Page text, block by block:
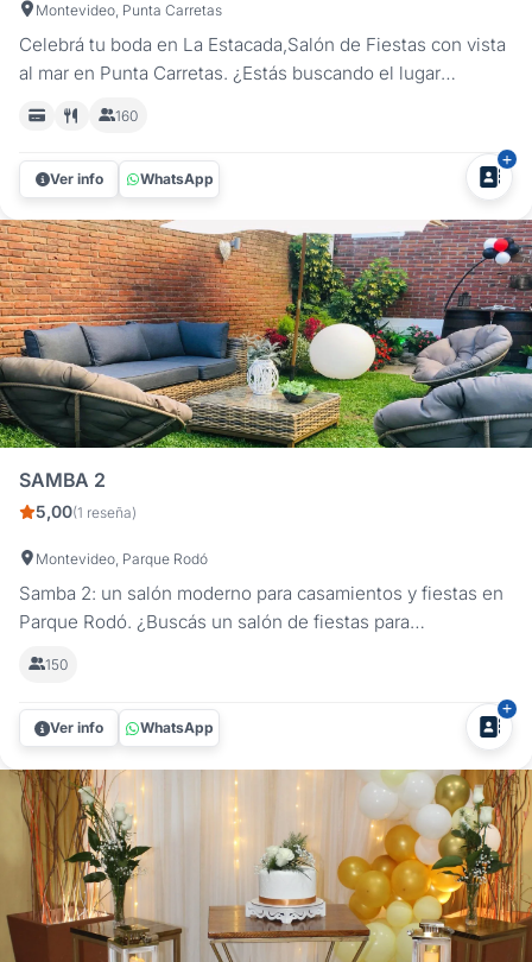
Montevideo, Punta Carretas
Celebrá tu boda en La Estacada,Salón de Fiestas con vista
al mar en Punta Carretas. ¿Estás buscando el lugar
Ubicados a pasos del faro de Punta Carretas, nuestro salón
ofrece un entorno mágico y romántico para el día más
especial de...
160
Ver info WhatsApp
SAMBA 2
5,00(1 reseña)
Montevideo, Parque Rodó
Samba 2: un salón moderno para casamientos y fiestas en
Parque Rodó. ¿Buscás un salón de fiestas para
Parque Rodó, es el lugar ideal para celebrar tu boda con
familiares y amigos. Con...
150
Ver info WhatsApp